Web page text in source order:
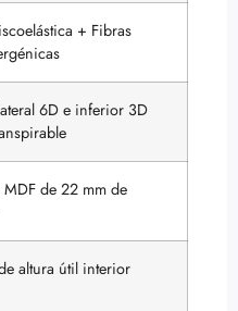
+ Fibras
6D e inferior 3D
MDF de 22 mm de
altura útil interior